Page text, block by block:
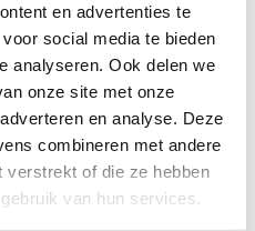
en advertenties te
social media te bieden
analyseren. Ook delen we
onze site met onze
en analyse. Deze
combineren met andere
verstrekt of die ze hebben
van hun services.
oefeningen en
niet alleen een leuke
geweldige manier om
veilige manierin